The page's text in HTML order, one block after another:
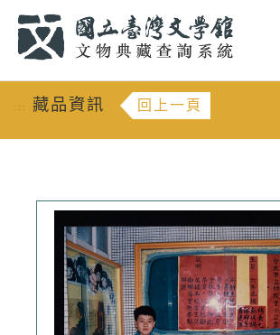
::: 藏品資訊 回上一頁